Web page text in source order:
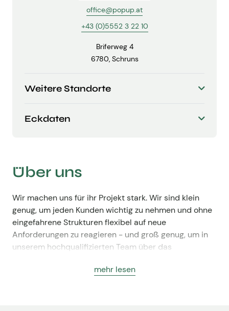
Fachgruppen-Büro
Agentur gesucht?
individuelle Herausforderung. Hier finden Sie
bestimmt den zu Ihnen passenden Profi!
Zum Agenturfinder
Anmeldung
Kreativpreis 2025
Kontakt zum Fachgruppenbüro der wkv
office@popup.at
+43 (0)5552 3 22 10
Briferweg 4
6780, Schruns
Weitere Standorte
Eckdaten
Über uns
Wir machen uns für ihr Projekt stark. Wir sind klein
genug, um jeden Kunden wichtig zu nehmen und ohne
eingefahrene Strukturen flexibel auf neue
Anforderungen zu reagieren - und groß genug, um in
unserem hochqualifizierten Team über das
verfügen: Als Allrounder können wir ein ungewöhnlich
mehr lesen